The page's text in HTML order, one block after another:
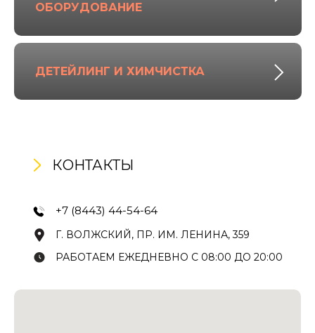
ОБОРУДОВАНИЕ
ДЕТЕЙЛИНГ И ХИМЧИСТКА
КОНТАКТЫ
Г. ВОЛЖСКИЙ, ПР. ИМ. ЛЕНИНА, 359
РАБОТАЕМ ЕЖЕДНЕВНО С 08:00 ДО 20:00
+7 (8443) 44-54-64